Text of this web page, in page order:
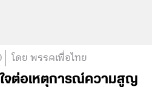
โดย พรรคเพื่อไทย
จต่อเหตุการณ์ความสูญ